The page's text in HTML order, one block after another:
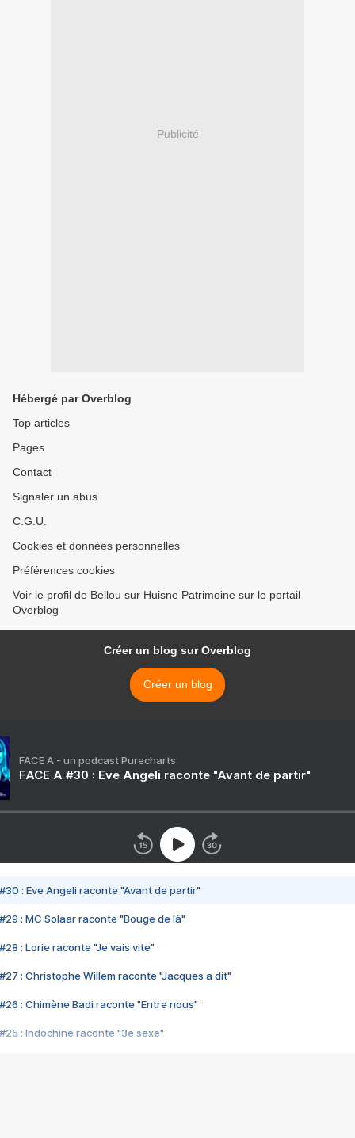
Publicité
Hébergé par Overblog
Top articles
Pages
Contact
Signaler un abus
C.G.U.
Cookies et données personnelles
Préférences cookies
Voir le profil de Bellou sur Huisne Patrimoine sur le portail
Overblog
Créer un blog sur Overblog
Créer un blog
FACE A - un podcast Purecharts
FACE A #30 : Eve Angeli raconte "Avant de partir"
#30 : Eve Angeli raconte "Avant de partir"
#29 : MC Solaar raconte "Bouge de là"
#28 : Lorie raconte "Je vais vite"
#27 : Christophe Willem raconte "Jacques a dit"
#26 : Chimène Badi raconte "Entre nous"
#25 : Indochine raconte "3e sexe"